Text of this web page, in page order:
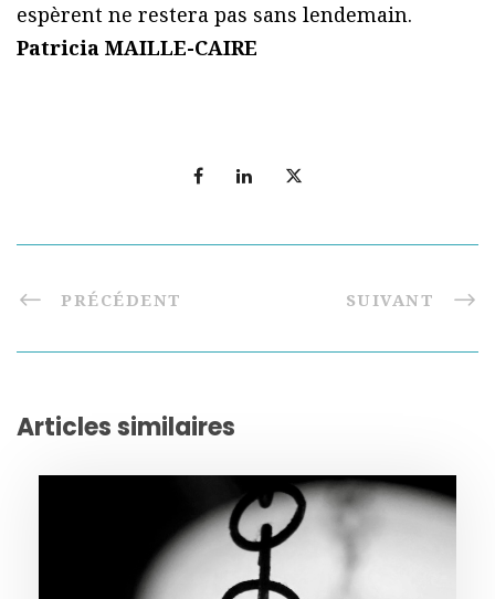
espèrent ne restera pas sans lendemain.
Patricia MAILLE-CAIRE
PRÉCÉDENT SUIVANT
Articles similaires